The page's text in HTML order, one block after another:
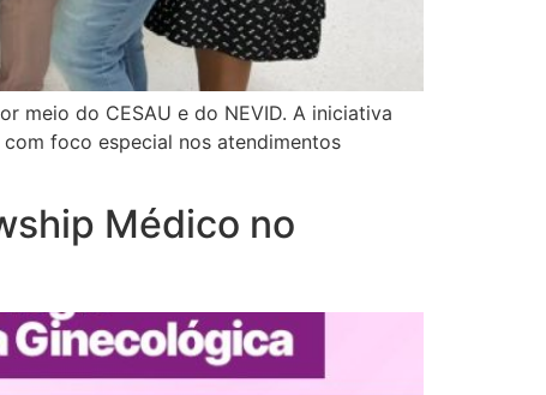
meio do CESAU e do NEVID. A iniciativa
foco especial nos atendimentos
Médico no